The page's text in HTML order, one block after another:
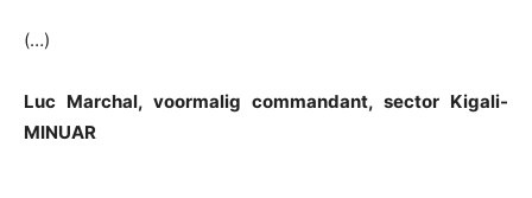
(…)
Luc Marchal, voormalig commandant, sector Kigali-
MINUAR